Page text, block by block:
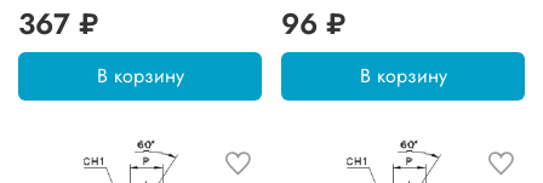
367 ₽
В корзину
96 ₽
В корзину